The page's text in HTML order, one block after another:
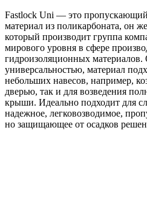
Fastlock Uni — это пропускающий
материал из поликарбоната, он
который производит группа
мирового уровня в сфере
гидроизоляционных материалов.
универсальностью, материал
небольших навесов, например,
дверью, так и для возведения
крыши. Идеально подходит для
надежное, легковозводимое,
но защищающее от осадков